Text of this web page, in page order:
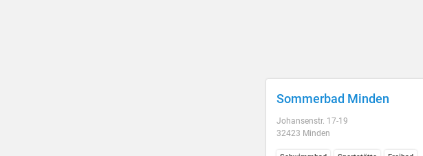
Sommerbad Minden
Johansenstr. 17-19
32423 Minden